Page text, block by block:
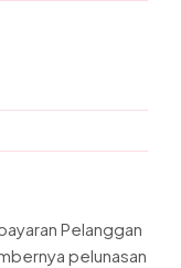
Pelanggan
pelunasan